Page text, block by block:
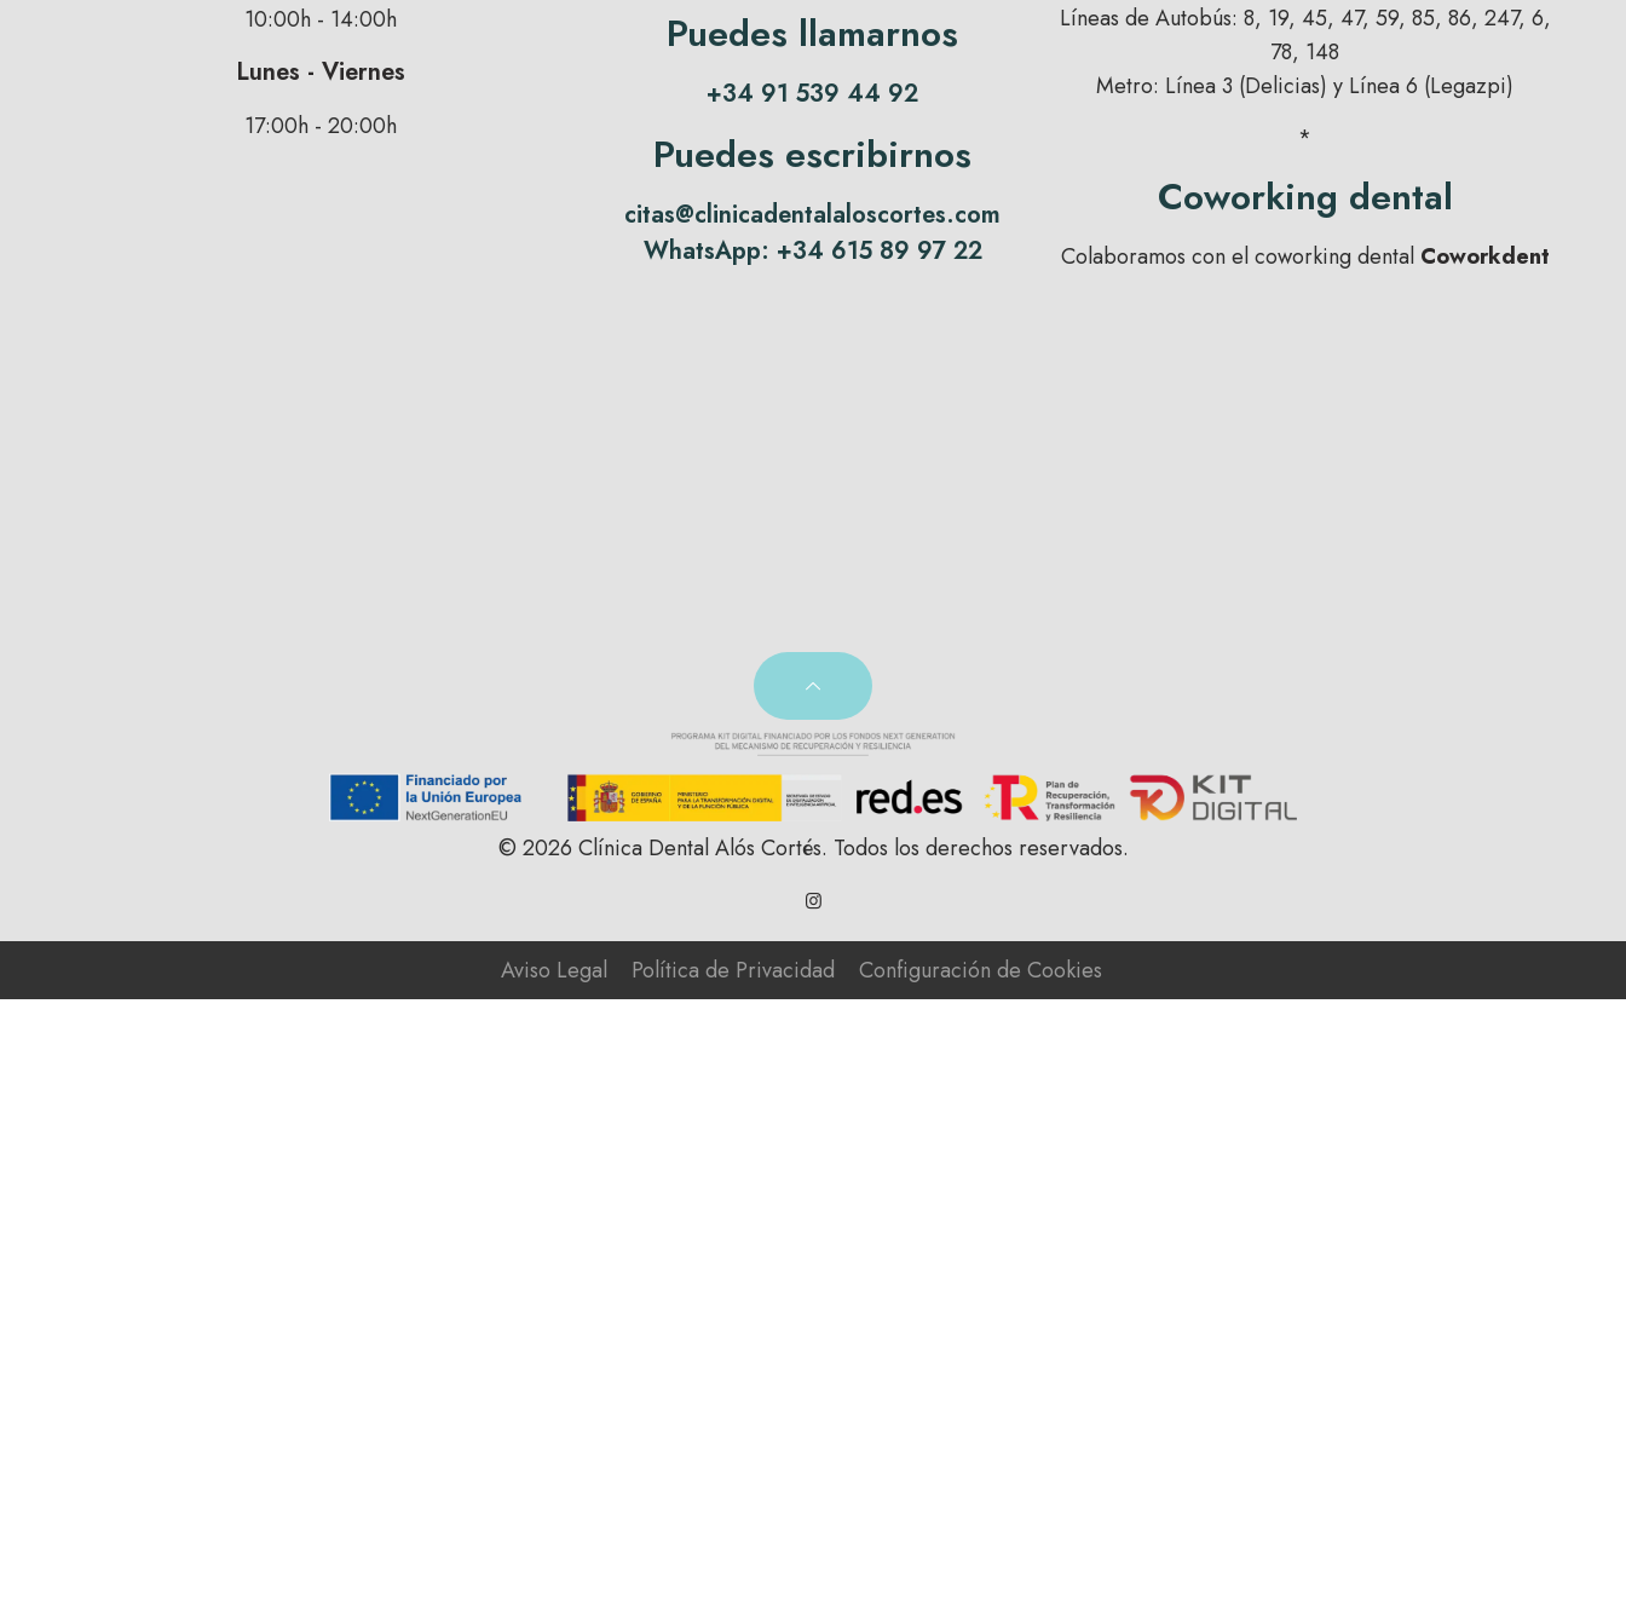
10:00h - 14:00h
Lunes - Viernes
17:00h - 20:00h
Puedes llamarnos
+34 91 539 44 92
Puedes escribirnos
citas@clinicadentalaloscortes.com
WhatsApp: +34 615 89 97 22
Líneas de Autobús: 8, 19, 45, 47, 59, 85, 86, 247, 6,
78, 148
Metro: Línea 3 (Delicias) y Línea 6 (Legazpi)
*
Coworking dental
Colaboramos con el coworking dental Coworkdent
Política de Privacidad Configuración de Cookies